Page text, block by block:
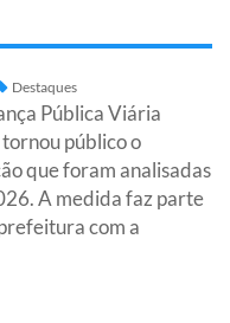
Destaques
Pública Viária
público o
que foram analisadas
A medida faz parte
com a